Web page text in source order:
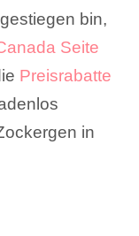
bin,
Seite
Preisrabatte
in